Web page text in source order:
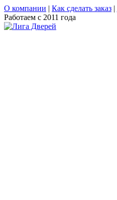
О компании | Как сделать заказ |
Работаем с 2011 года